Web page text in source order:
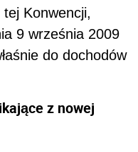
Konwencji,
9 września 2009
do dochodów
z nowej